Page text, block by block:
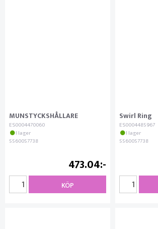
MUNSTYCKSHÅLLARE
ES0004470060
I lager
5560057738
473.04
KÖP
Swirl Ring
ES0004485967
I lager
5560057738